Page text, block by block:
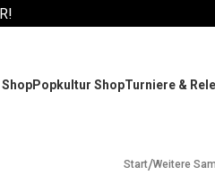
Popkultur ShopTurniere &
Start/Weitere